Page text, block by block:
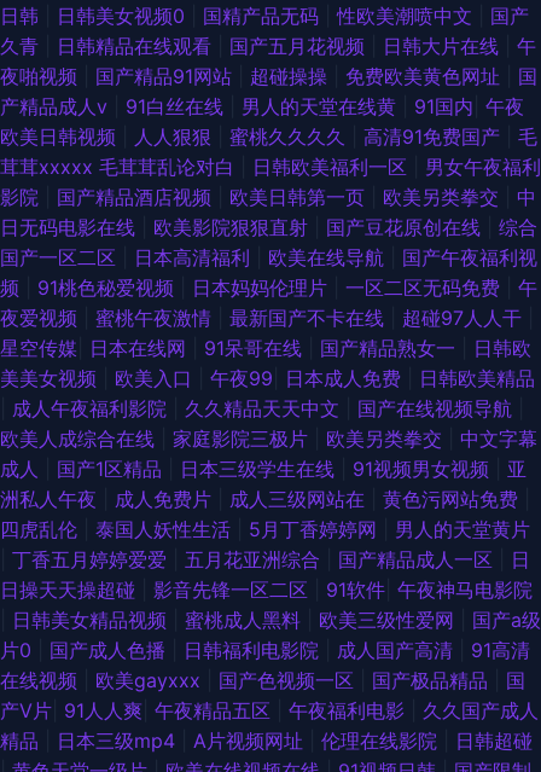
日韩
日韩美女视频0 国精产品无码 |性欧美潮喷中文
国产
久青
日韩精品在线观看 国产五月花视频 日韩大片在线
午
夜啪视频
国产精品91网站 超碰操操 免费欧美黄色网址
国
产精品成人v
91白丝在线 男人的天堂在线黄 91国内 午夜
欧美日韩视频
人人狠狠 蜜桃久久久久 高清91免费国产
毛
茸茸xxxxx 毛茸茸乱论对白
日韩欧美福利一区
男女午夜福利
影院
国产精品酒店视频 欧美日韩第一页 欧美另类拳交
中
日无码电影在线
欧美影院狠狠直射 国产豆花原创在线
综合
国产一区二区
日本高清福利 欧美在线导航
国产午夜福利视
频
91桃色秘爱视频 日本妈妈伦理片 一区二区无码免费
午
夜爱视频
蜜桃午夜激情 最新国产不卡在线 超碰97人人干
星空传媒
日本在线网 91呆哥在线 国产精品熟女一
日韩欧
美美女视频
欧美入口 午夜99 日本成人免费
日韩欧美精品
成人午夜福利影院 久久精品天天中文 国产在线视频导航
欧美人成综合在线
家庭影院三极片 欧美另类拳交
中文字幕
成人
国产1区精品 日本三级学生在线 91视频男女视频
亚
洲私人午夜
成人免费片 成人三级网站在 黄色污网站免费
四虎乱伦
泰国人妖性生活 5月丁香婷婷网
男人的天堂黄片
丁香五月婷婷爱爱 五月花亚洲综合 国产精品成人一区
日
日操天天操超碰
影音先锋一区二区 91软件 午夜神马电影院
日韩美女精品视频 蜜桃成人黑料 欧美三级性爱网
国产a级
片0
国产成人色播 日韩福利电影院 成人国产高清
91高清
在线视频
欧美gayxxx 国产色视频一区 国产极品精品
国
产V片 91人人爽 午夜精品五区 午夜福利电影
久久国产成人
精品
日本三级mp4 A片视频网址 伦理在线影院
日韩超碰